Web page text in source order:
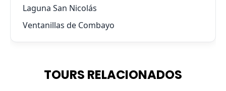
Laguna San Nicolás
Ventanillas de Combayo
TOURS RELACIONADOS